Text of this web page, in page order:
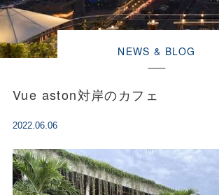
NEWS & BLOG
Vue aston対岸のカフェ
2022.06.06